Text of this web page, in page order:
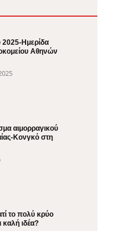
2025-Ημερίδα
Αθηνών
αιμορραγικού
Κονγκό στη
το πολύ κρύο
καλή ιδέα?